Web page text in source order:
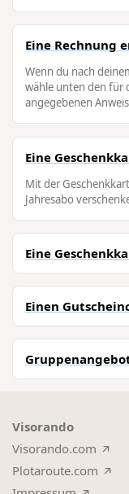
Eine Rechnung
Wenn du nach
wähle unten den für
angegebenen
Eine
Mit der
Jahresabo
Eine
Einen
Visorando
Visorando.com
Plotaroute.com